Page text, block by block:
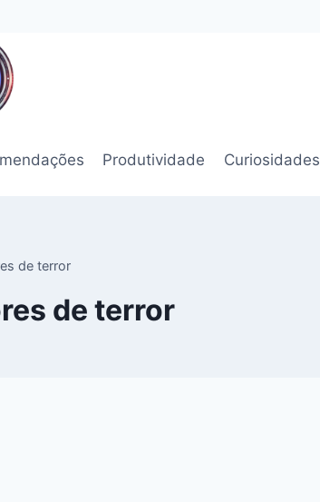
Produtividade Curiosidades
de terror
de terror